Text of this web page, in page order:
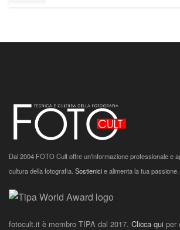
Dal 2004 FOTO Cult offre un'informazione professionale e
cultura della fotografia. Sostienicie alimenta la tua passione.
fotocult.it è membro TIPA dal 2017. Clicca qui per